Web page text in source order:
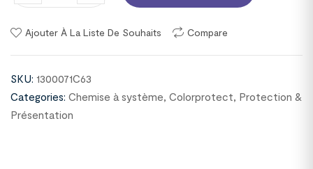
Ajouter À La Liste De Souhaits Compare
SKU: 1300071C63
Categories: Chemise à système, Colorprotect, Protection &
Présentation